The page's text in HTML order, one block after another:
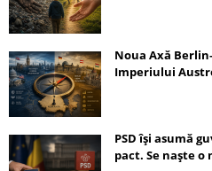
Noua Axă
Imperiului
PSD își asumă
pact. Se naște